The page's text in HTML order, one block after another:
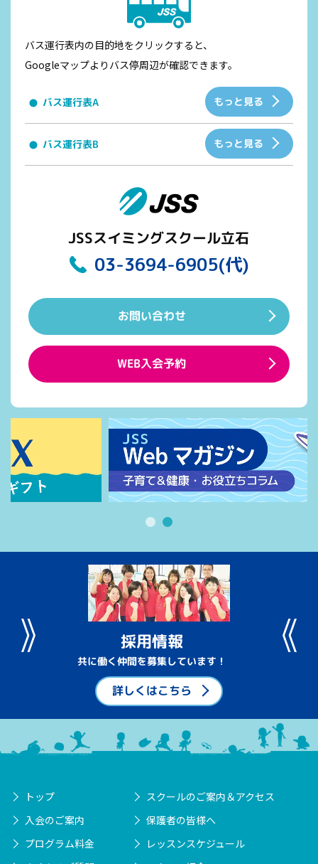
バス運行表内の目的地をクリックすると、
Googleマップよりバス停周辺が確認できます。
バス運行表A もっと見る
バス運行表B もっと見る
JSSスイミングスクール立石
03-3694-6905(代)
お問い合わせ
WEB入会予約
採用情報
共に働く仲間を募集しています！
詳しくはこちら
トップ
スクールのご案内＆アクセス
入会のご案内
保護者の皆様へ
プログラム料金
レッスンスケジュール